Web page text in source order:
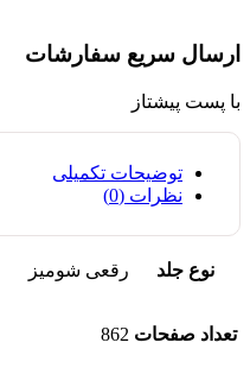
ارسال سریع سفارشات
با پست پیشتاز
توضیحات تکمیلی
نظرات (0)
نوع جلد رقعی شومیز
تعداد صفحات 862